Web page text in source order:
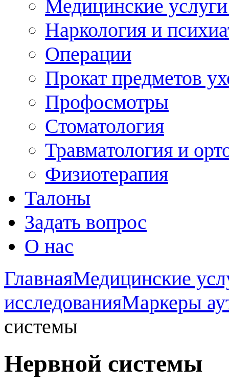
Медицинские
Наркология и
Операции
Прокат предметов
Профосмотры
Стоматология
Травматология и
Физиотерапия
Талоны
Задать вопрос
О нас
ГлавнаяМедицинские
исследованияМаркеры
системы
Нервной системы